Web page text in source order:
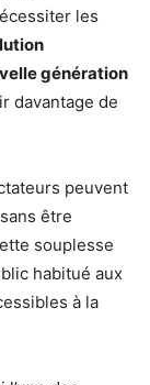
les
génération
davantage de
peuvent
être
souplesse
habitué aux
à la